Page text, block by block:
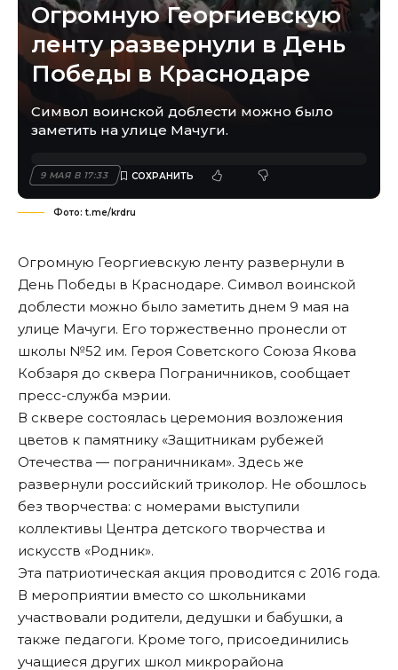
Огромную Георгиевскую
ленту развернули в День
Победы в Краснодаре
Символ воинской доблести можно было
заметить на улице Мачуги.
9 МАЯ В 17:33
Фото: t.me/krdru
Огромную Георгиевскую ленту развернули в
День Победы в Краснодаре. Символ воинской
доблести можно было заметить днем 9 мая на
улице Мачуги. Его торжественно пронесли от
школы №52 им. Героя Советского Союза Якова
Кобзаря до сквера Пограничников, сообщает
пресс-служба мэрии.
В сквере состоялась церемония возложения
цветов к памятнику «Защитникам рубежей
Отечества — пограничникам». Здесь же
развернули российский триколор. Не обошлось
без творчества: с номерами выступили
коллективы Центра детского творчества и
искусств «Родник».
Эта патриотическая акция проводится с 2016 года.
В мероприятии вместо со школьниками
участвовали родители, дедушки и бабушки, а
также педагоги. Кроме того, присоединились
учащиеся других школ микрорайона